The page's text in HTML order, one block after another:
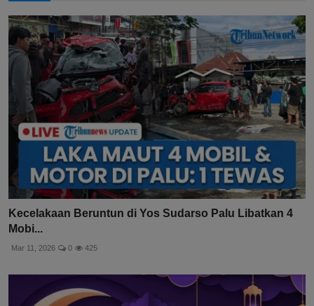
Kecelakaan Beruntun di Yos Sudarso Palu Libatkan 4
Mobi...
Mar 11, 2026 0 425